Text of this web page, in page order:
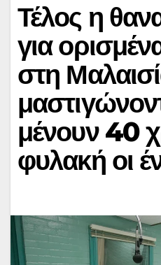
Τέλος η
για
στη
μένουν 40
φυλακή οι